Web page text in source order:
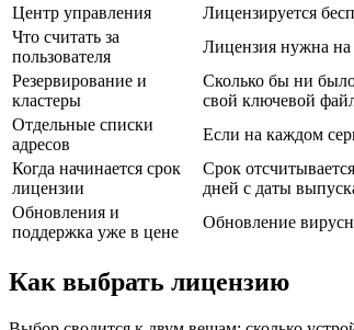
Центр управления
Лицензируется
Что считать за
пользователя
Лицензия нужна на
Резервирование и
кластеры
Сколько бы ни
свой ключевой
Отдельные списки
адресов
Если на каждом
Когда начинается срок
лицензии
Срок
дней с даты
Обновления и
поддержка уже в цене
Обновление
Как выбрать лицензию